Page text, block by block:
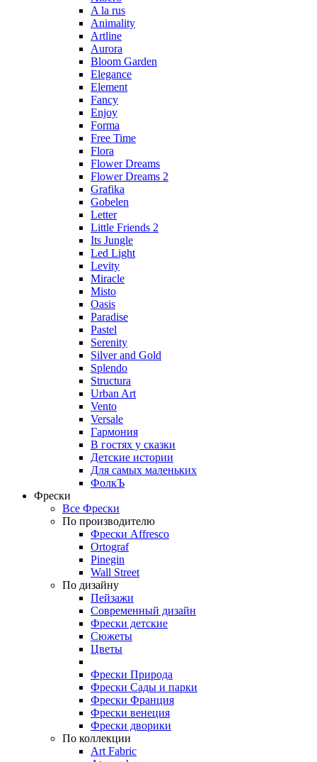
A la rus
Animality
Artline
Aurora
Bloom Garden
Elegance
Element
Fancy
Enjoy
Forma
Free Time
Flora
Flower Dreams
Flower Dreams 2
Grafika
Gobelen
Letter
Little Friends 2
Its Jungle
Led Light
Levity
Miracle
Misto
Oasis
Paradise
Pastel
Serenity
Silver and Gold
Splendo
Structura
Urban Art
Vento
Versale
Гармония
В гостях у сказки
Детские истории
Для самых маленьких
ФолкЪ
Фрески
Все Фрески
По производителю
Фрески Affresco
Ortograf
Pinegin
Wall Street
По дизайну
Пейзажи
Современный дизайн
Фрески детские
Сюжеты
Цветы
Фрески Природа
Фрески Сады и парки
Фрески Франция
Фрески венеция
Фрески дворики
По коллекции
Art Fabric